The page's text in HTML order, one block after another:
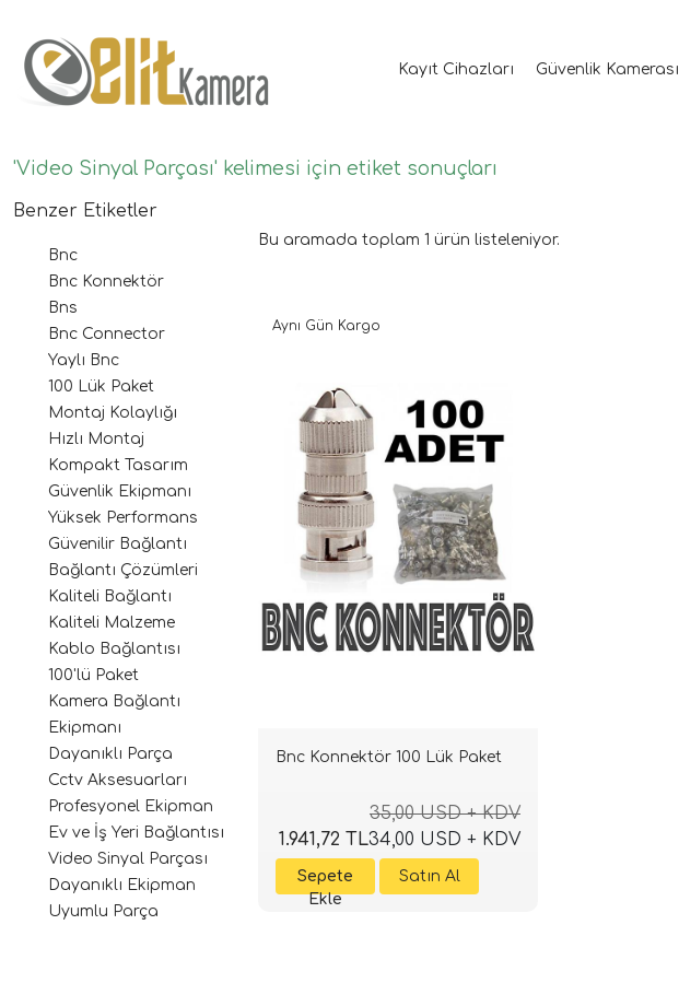
Kayıt Cihazları Güvenlik Kamerası
'Video Sinyal Parçası' kelimesi için etiket sonuçları
Benzer Etiketler
Bnc
Bnc Konnektör
Bns
Bnc Connector
Yaylı Bnc
100 Lük Paket
Montaj Kolaylığı
Hızlı Montaj
Kompakt Tasarım
Güvenlik Ekipmanı
Yüksek Performans
Güvenilir Bağlantı
Bağlantı Çözümleri
Kaliteli Bağlantı
Kaliteli Malzeme
Kablo Bağlantısı
100'lü Paket
Kamera Bağlantı
Ekipmanı
Dayanıklı Parça
Cctv Aksesuarları
Profesyonel Ekipman
Ev ve İş Yeri Bağlantısı
Video Sinyal Parçası
Dayanıklı Ekipman
Uyumlu Parça
Bu aramada toplam 1 ürün listeleniyor.
Bnc Konnektör 100 Lük Paket
35,00 USD + KDV
34,00 USD + KDV
1.941,72 TL
Aynı Gün Kargo